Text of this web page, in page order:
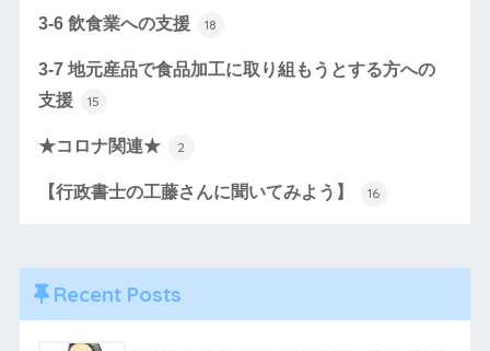
3-6 飲食業への支援 18
3-7 地元産品で食品加工に取り組もうとする方への
支援
15
★コロナ関連★ 2
【行政書士の工藤さんに聞いてみよう】 16
Recent Posts